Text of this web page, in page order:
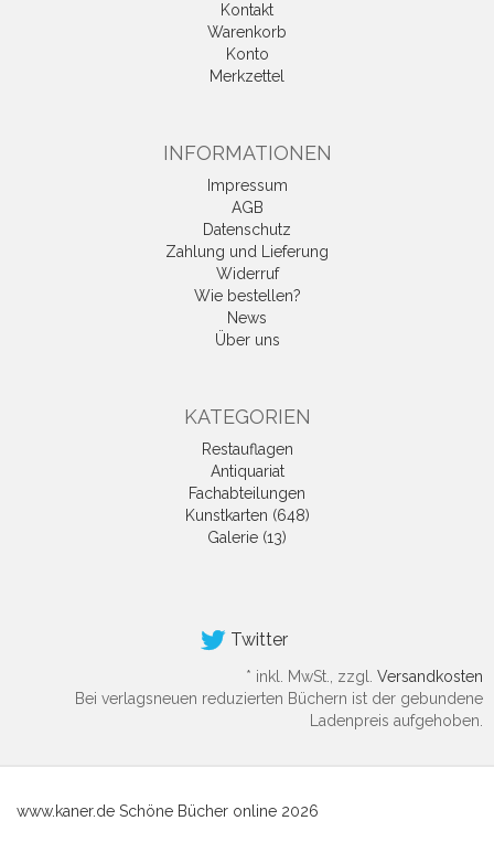
Kontakt
Warenkorb
Konto
Merkzettel
INFORMATIONEN
Impressum
AGB
Datenschutz
Zahlung und Lieferung
Widerruf
Wie bestellen?
News
Über uns
KATEGORIEN
Restauflagen
Antiquariat
Fachabteilungen
Kunstkarten (648)
Galerie (13)
Twitter
* inkl. MwSt., zzgl. Versandkosten
Bei verlagsneuen reduzierten Büchern ist der gebundene
Ladenpreis aufgehoben.
www.kaner.de Schöne Bücher online 2026